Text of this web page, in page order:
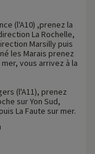
(l'A10) ,prenez la
La Rochelle,
Marsilly puis
les Marais prenez
vous arrivez à la
(l'A11), prenez
sur Yon Sud,
La Faute sur mer.